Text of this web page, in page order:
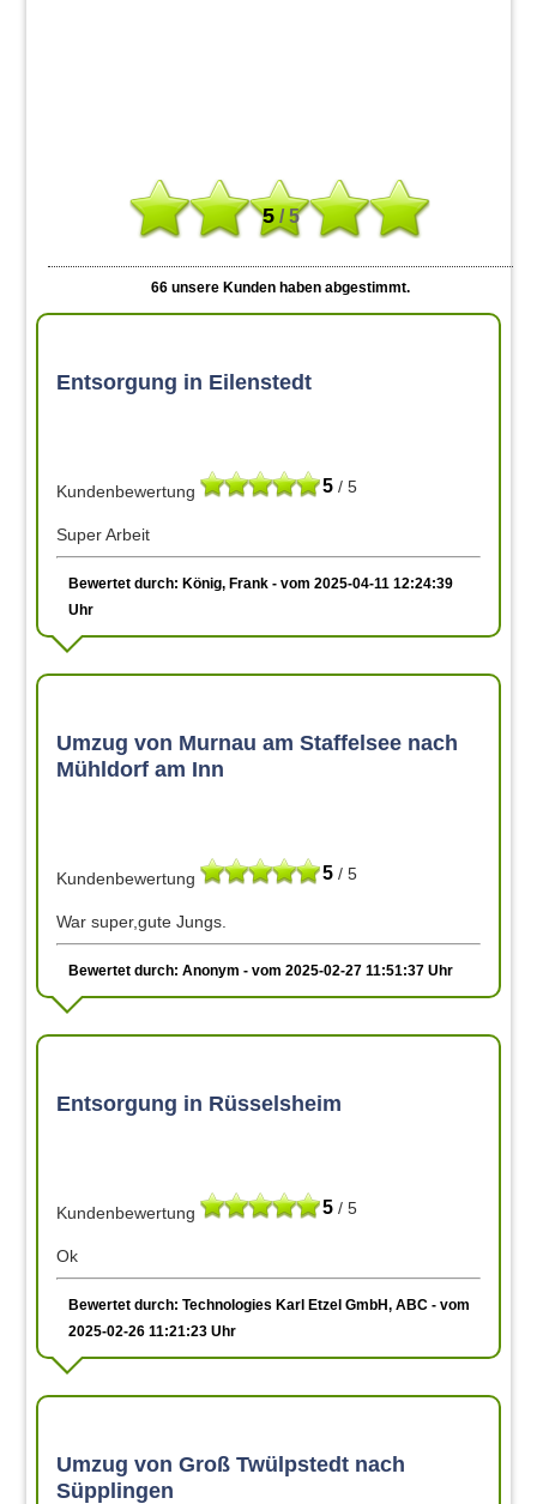
5/ 5
66 unsere Kunden haben abgestimmt.
Entsorgung in Eilenstedt
5 / 5
Kundenbewertung
Super Arbeit
Bewertet durch: König, Frank - vom 2025-04-11 12:24:39
Uhr
Umzug von Murnau am Staffelsee nach
Mühldorf am Inn
5 / 5
Kundenbewertung
War super,gute Jungs.
Bewertet durch: Anonym - vom 2025-02-27 11:51:37 Uhr
Entsorgung in Rüsselsheim
5 / 5
Kundenbewertung
Ok
Bewertet durch: Technologies Karl Etzel GmbH, ABC - vom
2025-02-26 11:21:23 Uhr
Umzug von Groß Twülpstedt nach
Süpplingen